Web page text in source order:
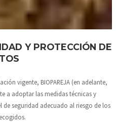
Y PROTECCIÓN DE
vigente, BIOPAREJA (en adelante,
a adoptar las medidas técnicas y
de seguridad adecuado al riesgo de los